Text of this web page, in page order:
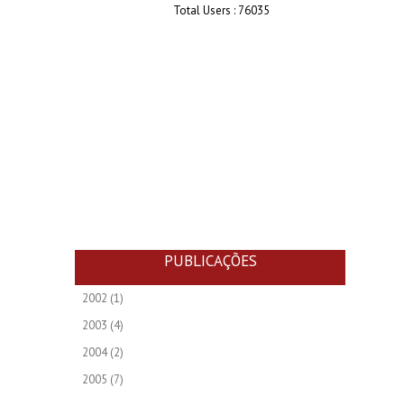
Total Users : 76035
PUBLICAÇÕES
2002 (1)
2003 (4)
2004(2)
2005 (7)